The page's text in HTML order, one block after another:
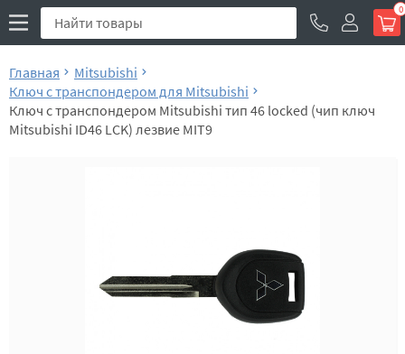
0
Главная
Mitsubishi
Ключ с транспондером для Mitsubishi
Ключ с транспондером Mitsubishi тип 46 locked (чип ключ
Mitsubishi ID46 LCK) лезвие MIT9